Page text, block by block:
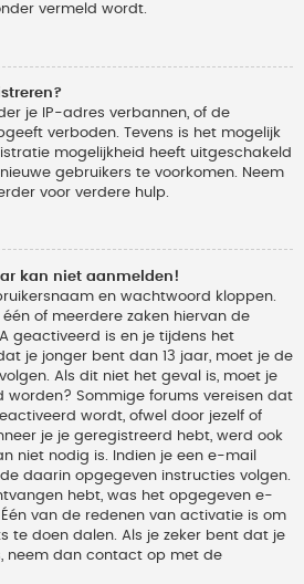
vermeld wordt.
je IP-adres verbannen, of de
verboden. Tevens is het mogelijk
mogelijkheid heeft uitgeschakeld
gebruikers te voorkomen. Neem
voor verdere hulp.
kan niet aanmelden!
en wachtwoord kloppen.
of meerdere zaken hiervan de
geactiveerd is en je tijdens het
je jonger bent dan 13 jaar, moet je de
Als dit niet het geval is, moet je
Sommige forums vereisen dat
wordt, ofwel door jezelf of
je je geregistreerd hebt, werd ook
niet nodig is. Indien je een e-mail
daarin opgegeven instructies volgen.
hebt, was het opgegeven e-
van de redenen van activatie is om
te doen dalen. Als je zeker bent dat je
neem dan contact op met de